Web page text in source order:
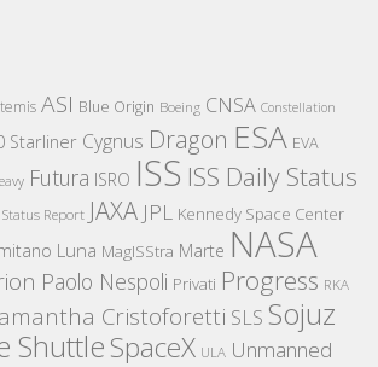
ASI Blue Origin Boeing CNSA Constellation
Starliner Cygnus Dragon ESA EVA
Futura ISRO ISS ISS Daily Status
Status Report JAXA JPL Kennedy Space Center
Luna MagISStra Marte NASA
Paolo Nespoli Privati Progress RKA
Cristoforetti SLS Sojuz
ShuttleSpaceX ULA Unmanned